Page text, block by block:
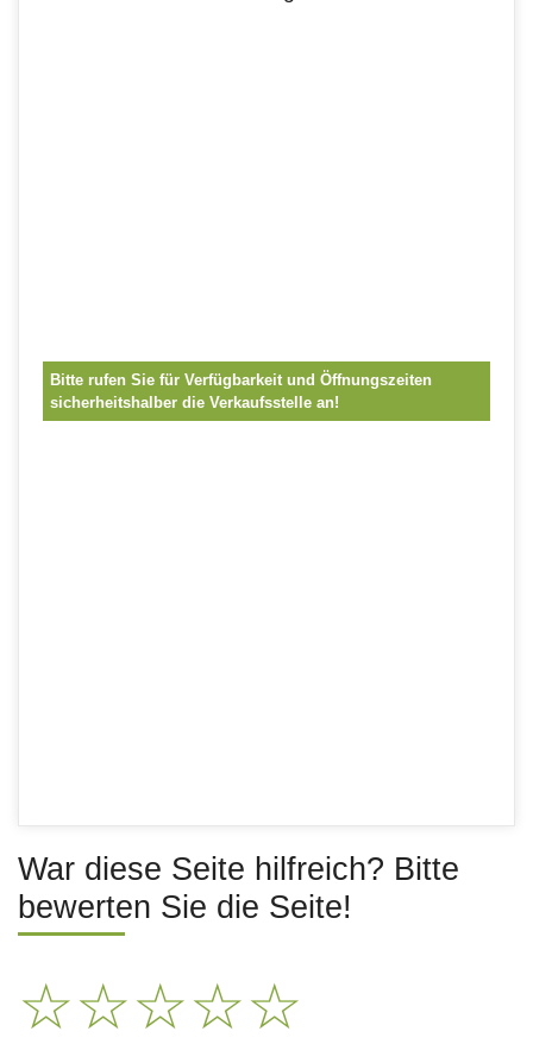
Bitte rufen Sie für Verfügbarkeit und Öffnungszeiten
sicherheitshalber die Verkaufsstelle an!
War diese Seite hilfreich? Bitte
bewerten Sie die Seite!
☆☆☆☆☆